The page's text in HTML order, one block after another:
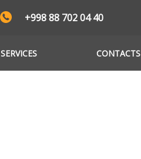
+998 88 702 04 40
SERVICES CONTACTS